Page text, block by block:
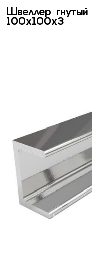
Швеллер гнутый
100х100х3